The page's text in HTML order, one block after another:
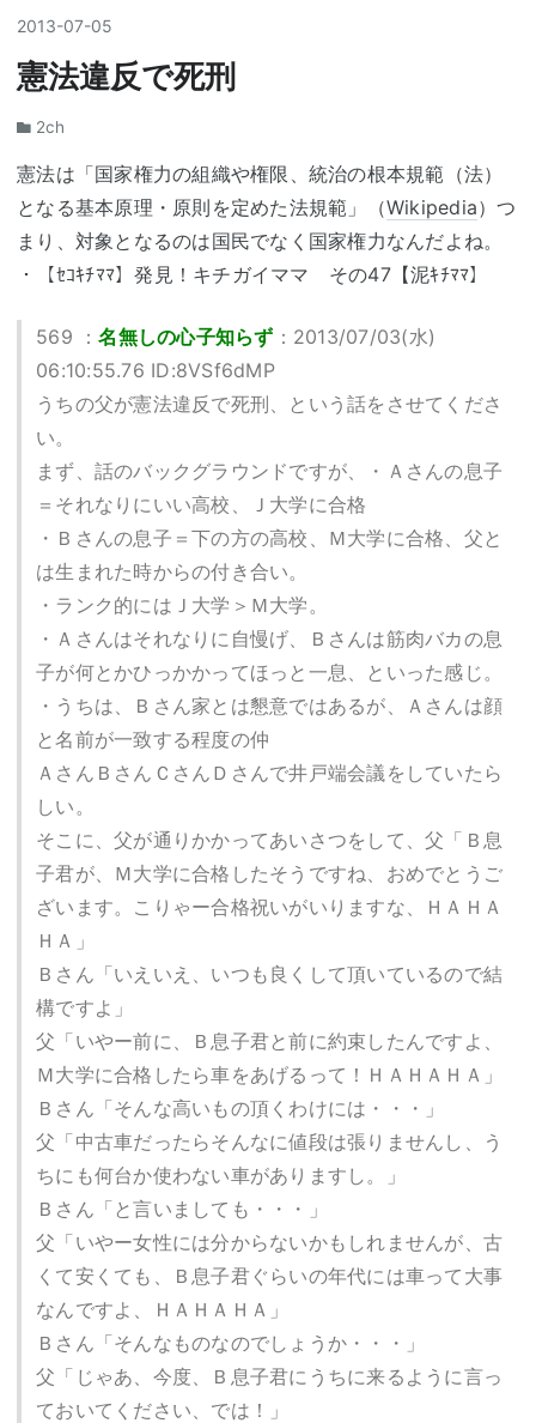
2013-07-05
憲法違反で死刑
2ch
憲法は「国家権力の組織や権限、統治の根本規範（法）
となる基本原理・原則を定めた法規範」（Wikipedia）つ
まり、対象となるのは国民でなく国家権力なんだよね。
・【ｾｺｷﾁﾏﾏ】発見！キチガイママ その47【泥ｷﾁﾏﾏ】
569 ：名無しの心子知らず ：2013/07/03(水)
06:10:55.76 ID:8VSf6dMP
うちの父が憲法違反で死刑、という話をさせてくださ
い。
まず、話のバックグラウンドですが、・Ａさんの息子
＝それなりにいい高校、Ｊ大学に合格
・Ｂさんの息子＝下の方の高校、Ｍ大学に合格、父と
は生まれた時からの付き合い。
・ランク的にはＪ大学＞Ｍ大学。
・Ａさんはそれなりに自慢げ、Ｂさんは筋肉バカの息
子が何とかひっかかってほっと一息、といった感じ。
・うちは、Ｂさん家とは懇意ではあるが、Ａさんは顔
と名前が一致する程度の仲
ＡさんＢさんＣさんＤさんで井戸端会議をしていたら
しい。
そこに、父が通りかかってあいさつをして、父「Ｂ息
子君が、Ｍ大学に合格したそうですね、おめでとうご
ざいます。こりゃー合格祝いがいりますな、ＨＡＨＡ
ＨＡ」
Ｂさん「いえいえ、いつも良くして頂いているので結
構ですよ」
父「いやー前に、Ｂ息子君と前に約束したんですよ、
Ｍ大学に合格したら車をあげるって！ＨＡＨＡＨＡ」
Ｂさん「そんな高いもの頂くわけには・・・」
父「中古車だったらそんなに値段は張りませんし、う
ちにも何台か使わない車がありますし。」
Ｂさん「と言いましても・・・」
父「いやー女性には分からないかもしれませんが、古
くて安くても、Ｂ息子君ぐらいの年代には車って大事
なんですよ、ＨＡＨＡＨＡ」
Ｂさん「そんなものなのでしょうか・・・」
父「じゃあ、今度、Ｂ息子君にうちに来るように言っ
ておいてください、では！」